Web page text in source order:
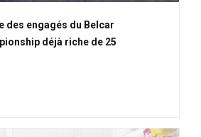
des engagés du Belcar
déjà riche de 25